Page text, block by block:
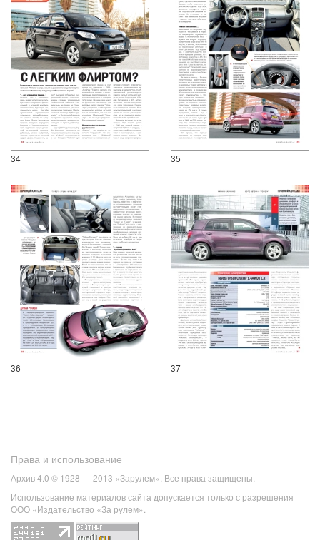
34 35
36 37
Права и использование
Архив 4.0 © 1928 — 2013 «Зарулем». Все права защищены.
Использование материалов сайта допускается только с разрешения
ООО «Издательство «За рулем».